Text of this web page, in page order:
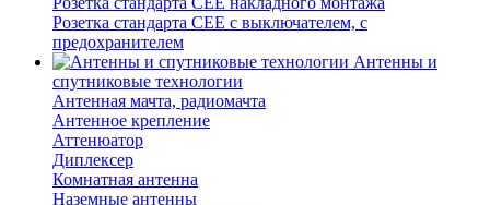
Розетка стандарта СЕЕ с выключателем, с
предохранителем
Антенны и
спутниковые технологии
Антенная мачта, радиомачта
Антенное крепление
Аттенюатор
Диплексер
Комнатная антенна
Наземные антенны